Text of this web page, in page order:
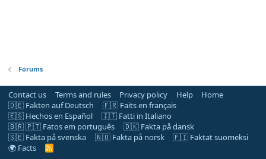
Forums
Contact us Terms and rules Privacy policy Help
Home
🇩🇪 Fakten auf Deutsch
🇫🇷 Faits en français
🇪🇸 Hechos en Español
🇮🇹 Fatti in Italiano
🇧🇷 🇵🇹 Fatos em português
🇩🇰 Fakta på dansk
🇸🇪 Fakta på svenska
🇳🇴 Fakta på norsk
🇫🇮 Faktat suomeksi
🌍 Facts
R